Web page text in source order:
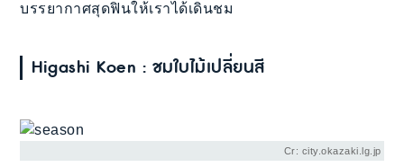
บรรยากาศสุดฟินให้เราได้เดินชม
Higashi Koen : ชมใบไม้เปลี่ยนสี
Cr: city.okazaki.lg.jp